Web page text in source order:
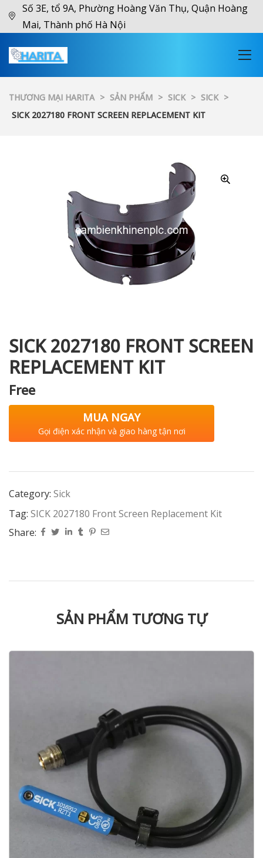
Số 3E, tổ 9A, Phường Hoàng Văn Thụ, Quận Hoàng
Mai, Thành phố Hà Nội
THƯƠNG MẠI HARITA > SẢN PHẨM > SICK > SICK >
SICK 2027180 FRONT SCREEN REPLACEMENT KIT
SICK 2027180 FRONT SCREEN
REPLACEMENT KIT
Free
MUA NGAY
Gọi điện xác nhận và giao hàng tận nơi
Category: Sick
Tag: SICK 2027180 Front Screen Replacement Kit
Share:
SẢN PHẨM TƯƠNG TỰ